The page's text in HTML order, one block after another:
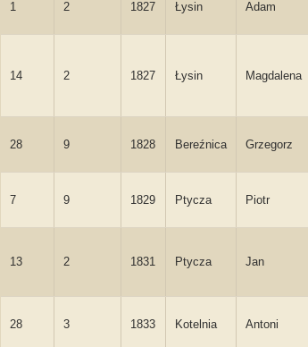
1 2 1827 Łysin Adam
14 2 1827 Łysin Magdalena
28 9 1828 Bereźnica Grzegorz
7 9 1829 Ptycza Piotr
13 2 1831 Ptycza Jan
28 3 1833 Kotelnia Antoni